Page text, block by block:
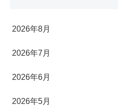
2026年8月
2026年7月
2026年6月
2026年5月